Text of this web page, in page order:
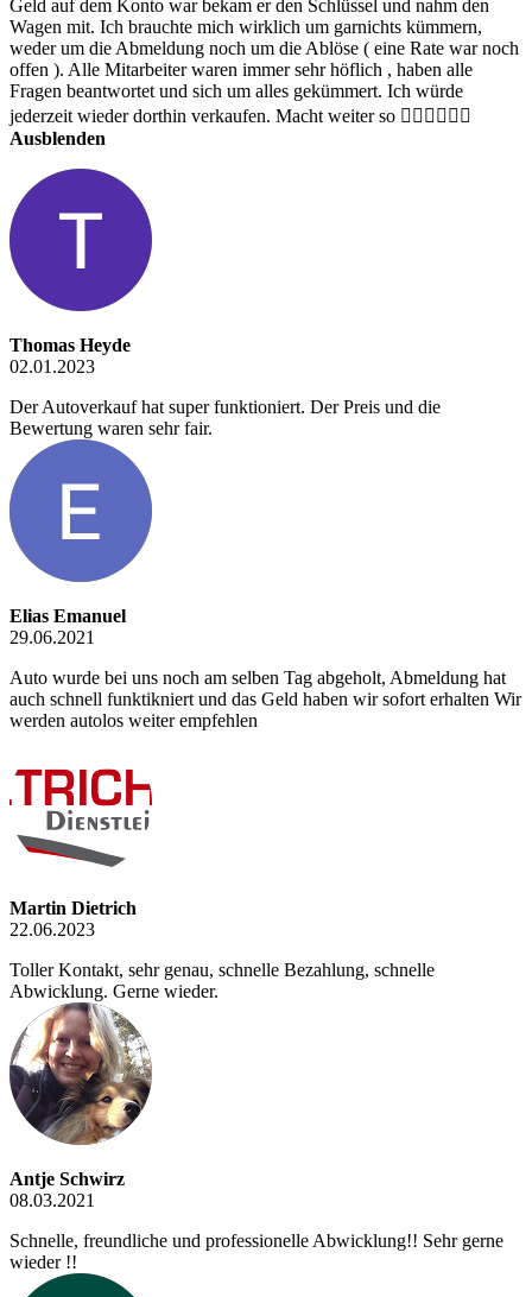
Geld auf dem Konto war bekam er den Schlüssel und nahm den
Wagen mit. Ich brauchte mich wirklich um garnichts kümmern,
weder um die Abmeldung noch um die Ablöse ( eine Rate war noch
offen ). Alle Mitarbeiter waren immer sehr höflich , haben alle
Fragen beantwortet und sich um alles gekümmert. Ich würde
jederzeit wieder dorthin verkaufen. Macht weiter so 👍🏻👍🏻👍🏻
Ausblenden
Thomas Heyde
02.01.2023
Der Autoverkauf hat super funktioniert. Der Preis und die
Bewertung waren sehr fair.
Elias Emanuel
29.06.2021
Auto wurde bei uns noch am selben Tag abgeholt, Abmeldung hat
auch schnell funktikniert und das Geld haben wir sofort erhalten Wir
werden autolos weiter empfehlen
Martin Dietrich
22.06.2023
Toller Kontakt, sehr genau, schnelle Bezahlung, schnelle
Abwicklung. Gerne wieder.
Antje Schwirz
08.03.2021
Schnelle, freundliche und professionelle Abwicklung!! Sehr gerne
wieder !!